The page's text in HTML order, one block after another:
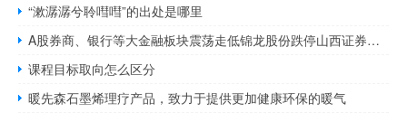
“漱潺潺兮聆嘒嘒”的出处是哪里
A股券商、银行等大金融板块震荡走低锦龙股份跌停山西证券逼近跌停华鑫股份、信达证券、首创证券、哈投股份、湘财股份、瑞丰银行等跌超4%
课程目标取向怎么区分
暖先森石墨烯理疗产品，致力于提供更加健康环保的暖气